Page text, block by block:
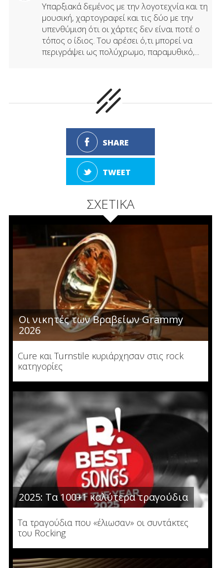
Υπαρξιακά δεμένος με την λογοτεχνία και τη
μουσική, χαρτογραφεί και τις δύο με την
υπενθύμιση ότι οι χάρτες δεν είναι ποτέ ο
τόπος ο ίδιος. Του αρέσει ό,τι μπορεί να
περιγράψει ως πολύχρωμο, παραμυθικό,...
SHARE
TWEET
ΣΧΕΤΙΚΑ
Οι νικητές των Βραβείων Grammy
2026
Cure και Turnstile κυριάρχησαν στις rock
κατηγορίες
2025: Τα 100+1 καλύτερα τραγούδια
Τα τραγούδια που «έλιωσαν» οι συντάκτες
του Rocking